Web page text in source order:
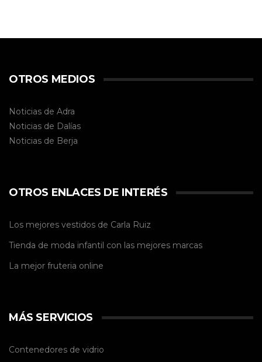
OTROS MEDIOS
Noticias de Adra
Noticias de Dalías
Noticias de Berja
OTROS ENLACES DE INTERÉS
Los mejores vestidos de Carla Ruiz
Tienda de moda infantil con las mejores marcas
La mejor fruteria online
MÁS SERVICIOS
Contenedores de vidrio